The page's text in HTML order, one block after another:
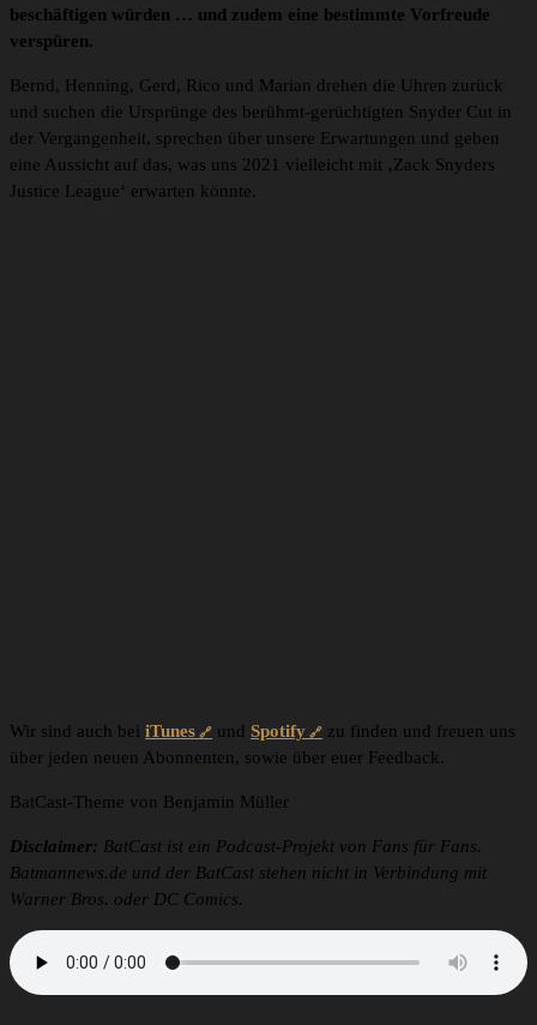
beschäftigen würden … und zudem eine bestimmte Vorfreude
verspüren.
Bernd, Henning, Gerd, Rico und Marian drehen die Uhren zurück
und suchen die Ursprünge des berühmt-gerüchtigten Snyder Cut in
der Vergangenheit, sprechen über unsere Erwartungen und geben
eine Aussicht auf das, was uns 2021 vielleicht mit ‚Zack Snyders
Justice League‘ erwarten könnte.
Wir sind auch bei iTunes und Spotify
zu finden und freuen uns
über jeden neuen Abonnenten, sowie über euer Feedback.
BatCast-Theme von Benjamin Müller
Disclaimer: BatCast ist ein Podcast-Projekt von Fans für Fans.
Batmannews.de und der BatCast stehen nicht in Verbindung mit
Warner Bros. oder DC Comics.